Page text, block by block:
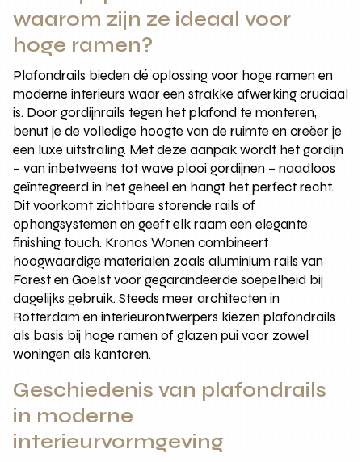
waarom zijn ze ideaal voor
hoge ramen?
Plafondrails bieden dé oplossing voor hoge ramen en
moderne interieurs waar een strakke afwerking cruciaal
is. Door gordijnrails tegen het plafond te monteren,
benut je de volledige hoogte van de ruimte en creëer je
een luxe uitstraling. Met deze aanpak wordt het gordijn
– van inbetweens tot wave plooi gordijnen – naadloos
geïntegreerd in het geheel en hangt het perfect recht.
Dit voorkomt zichtbare storende rails of
ophangsystemen en geeft elk raam een elegante
finishing touch. Kronos Wonen combineert
hoogwaardige materialen zoals aluminium rails van
Forest en Goelst voor gegarandeerde soepelheid bij
dagelijks gebruik. Steeds meer architecten in
Rotterdam en interieurontwerpers kiezen plafondrails
als basis bij hoge ramen of glazen pui voor zowel
woningen als kantoren.
Geschiedenis van plafondrails
in moderne
interieurvormgeving